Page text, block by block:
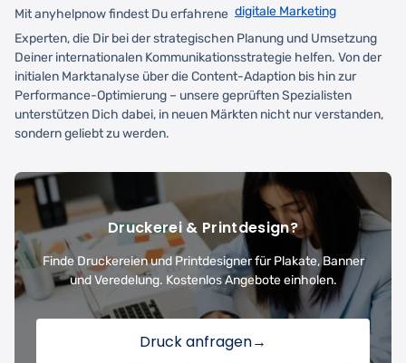
Mit anyhelpnow findest Du erfahrene digitale Marketing
Experten, die Dir bei der strategischen Planung und Umsetzung
Deiner internationalen Kommunikationsstrategie helfen. Von der
initialen Marktanalyse über die Content-Adaption bis hin zur
Performance-Optimierung – unsere geprüften Spezialisten
unterstützen Dich dabei, in neuen Märkten nicht nur verstanden,
sondern geliebt zu werden.
Druckerei & Printdesign?
Finde Druckereien und Printdesigner für Plakate, Banner
und Veredelung. Kostenlos Angebote einholen.
Druck anfragen→